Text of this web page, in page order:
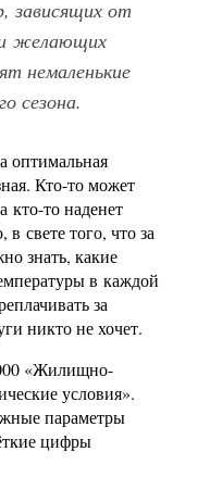
зависящих от
и желающих
немаленькие
сезона.
оптимальная
Кто-то может
кто-то наденет
свете того, что за
знать, какие
в каждой
за
никто не хочет.
«Жилищно-
условия».
параметры
цифры